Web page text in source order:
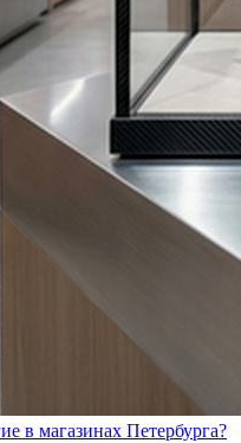
в магазинах Петербурга?